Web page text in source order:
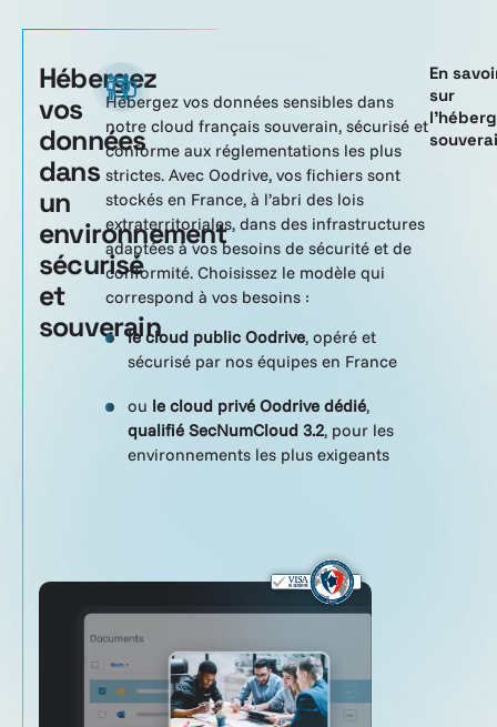
Hébergez
vos
données
dans
un
environnement
sécurisé
et
souverain
Hébergez vos données sensibles dans
notre cloud français souverain, sécurisé et
conforme aux réglementations les plus
strictes. Avec Oodrive, vos fichiers sont
stockés en France, à l’abri des lois
extraterritoriales, dans des infrastructures
adaptées à vos besoins de sécurité et de
conformité. Choisissez le modèle qui
correspond à vos besoins :
le cloud public Oodrive, opéré et
sécurisé par nos équipes en France
ou le cloud privé Oodrive dédié,
qualifié SecNumCloud 3.2, pour les
environnements les plus exigeants
En
sur